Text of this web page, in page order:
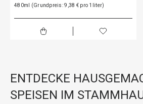
480ml (Grundpreis: 9,38 € pro 1liter)
ENTDECKE
SPEISEN IM